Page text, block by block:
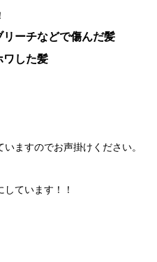
リーチなどで傷んだ髪
ワした髪
ますのでお声掛けください。
ています！！